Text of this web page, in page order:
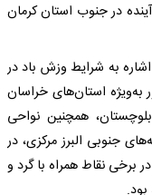
در جنوب استان کرمان
به شرایط وزش باد در
به‌ویژه استان‌های خراسان
همچنین نواحی
جنوبی البرز مرکزی، در
نقاط همراه با گرد و